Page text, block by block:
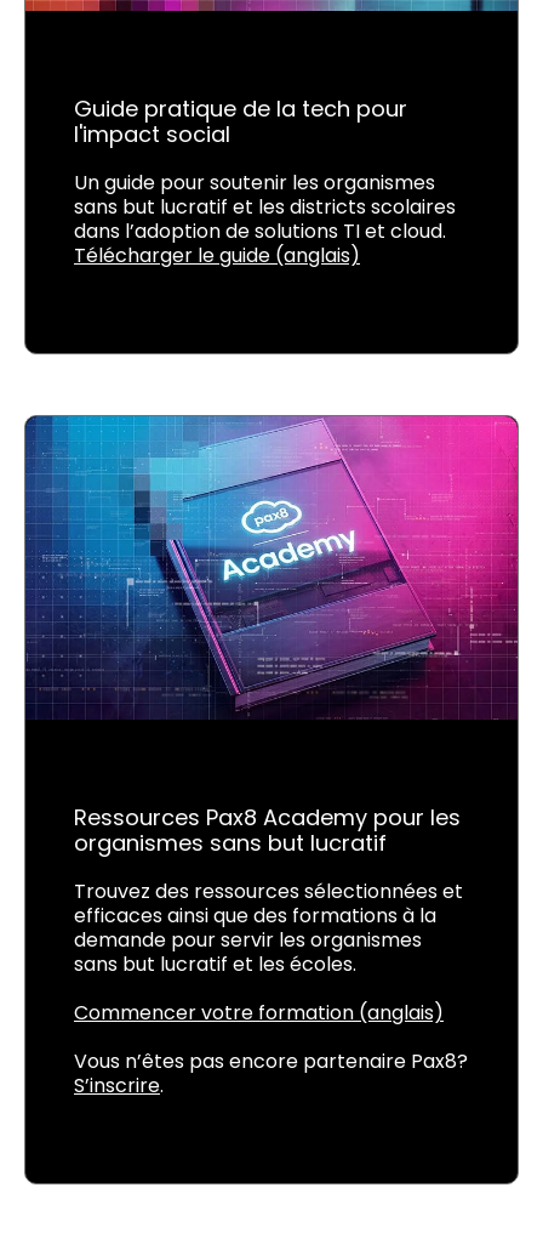
Guide pratique de la tech pour
l'impact social
Un guide pour soutenir les organismes
sans but lucratif et les districts scolaires
dans l’adoption de solutions TI et cloud.
Télécharger le guide (anglais)
Ressources Pax8 Academy pour les
organismes sans but lucratif
Trouvez des ressources sélectionnées et
efficaces ainsi que des formations à la
demande pour servir les organismes
sans but lucratif et les écoles.
Commencer votre formation (anglais)
Vous n’êtes pas encore partenaire Pax8?
S’inscrire.